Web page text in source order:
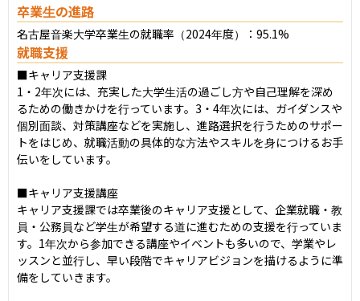
卒業生の進路
名古屋音楽大学卒業生の就職率（2024年度）：95.1%
就職支援
■キャリア支援課
1・2年次には、充実した大学生活の過ごし方や自己理解を深め
るための働きかけを行っています。3・4年次には、ガイダンスや
個別面談、対策講座などを実施し、進路選択を行うためのサポー
トをはじめ、就職活動の具体的な方法やスキルを身につけるお手
伝いをしています。
■キャリア支援講座
キャリア支援課では卒業後のキャリア支援として、企業就職・教
員・公務員など学生が希望する道に進むための支援を行っていま
す。1年次から参加できる講座やイベントも多いので、学業やレ
ッスンと並行し、早い段階でキャリアビジョンを描けるように準
備をしていきます。